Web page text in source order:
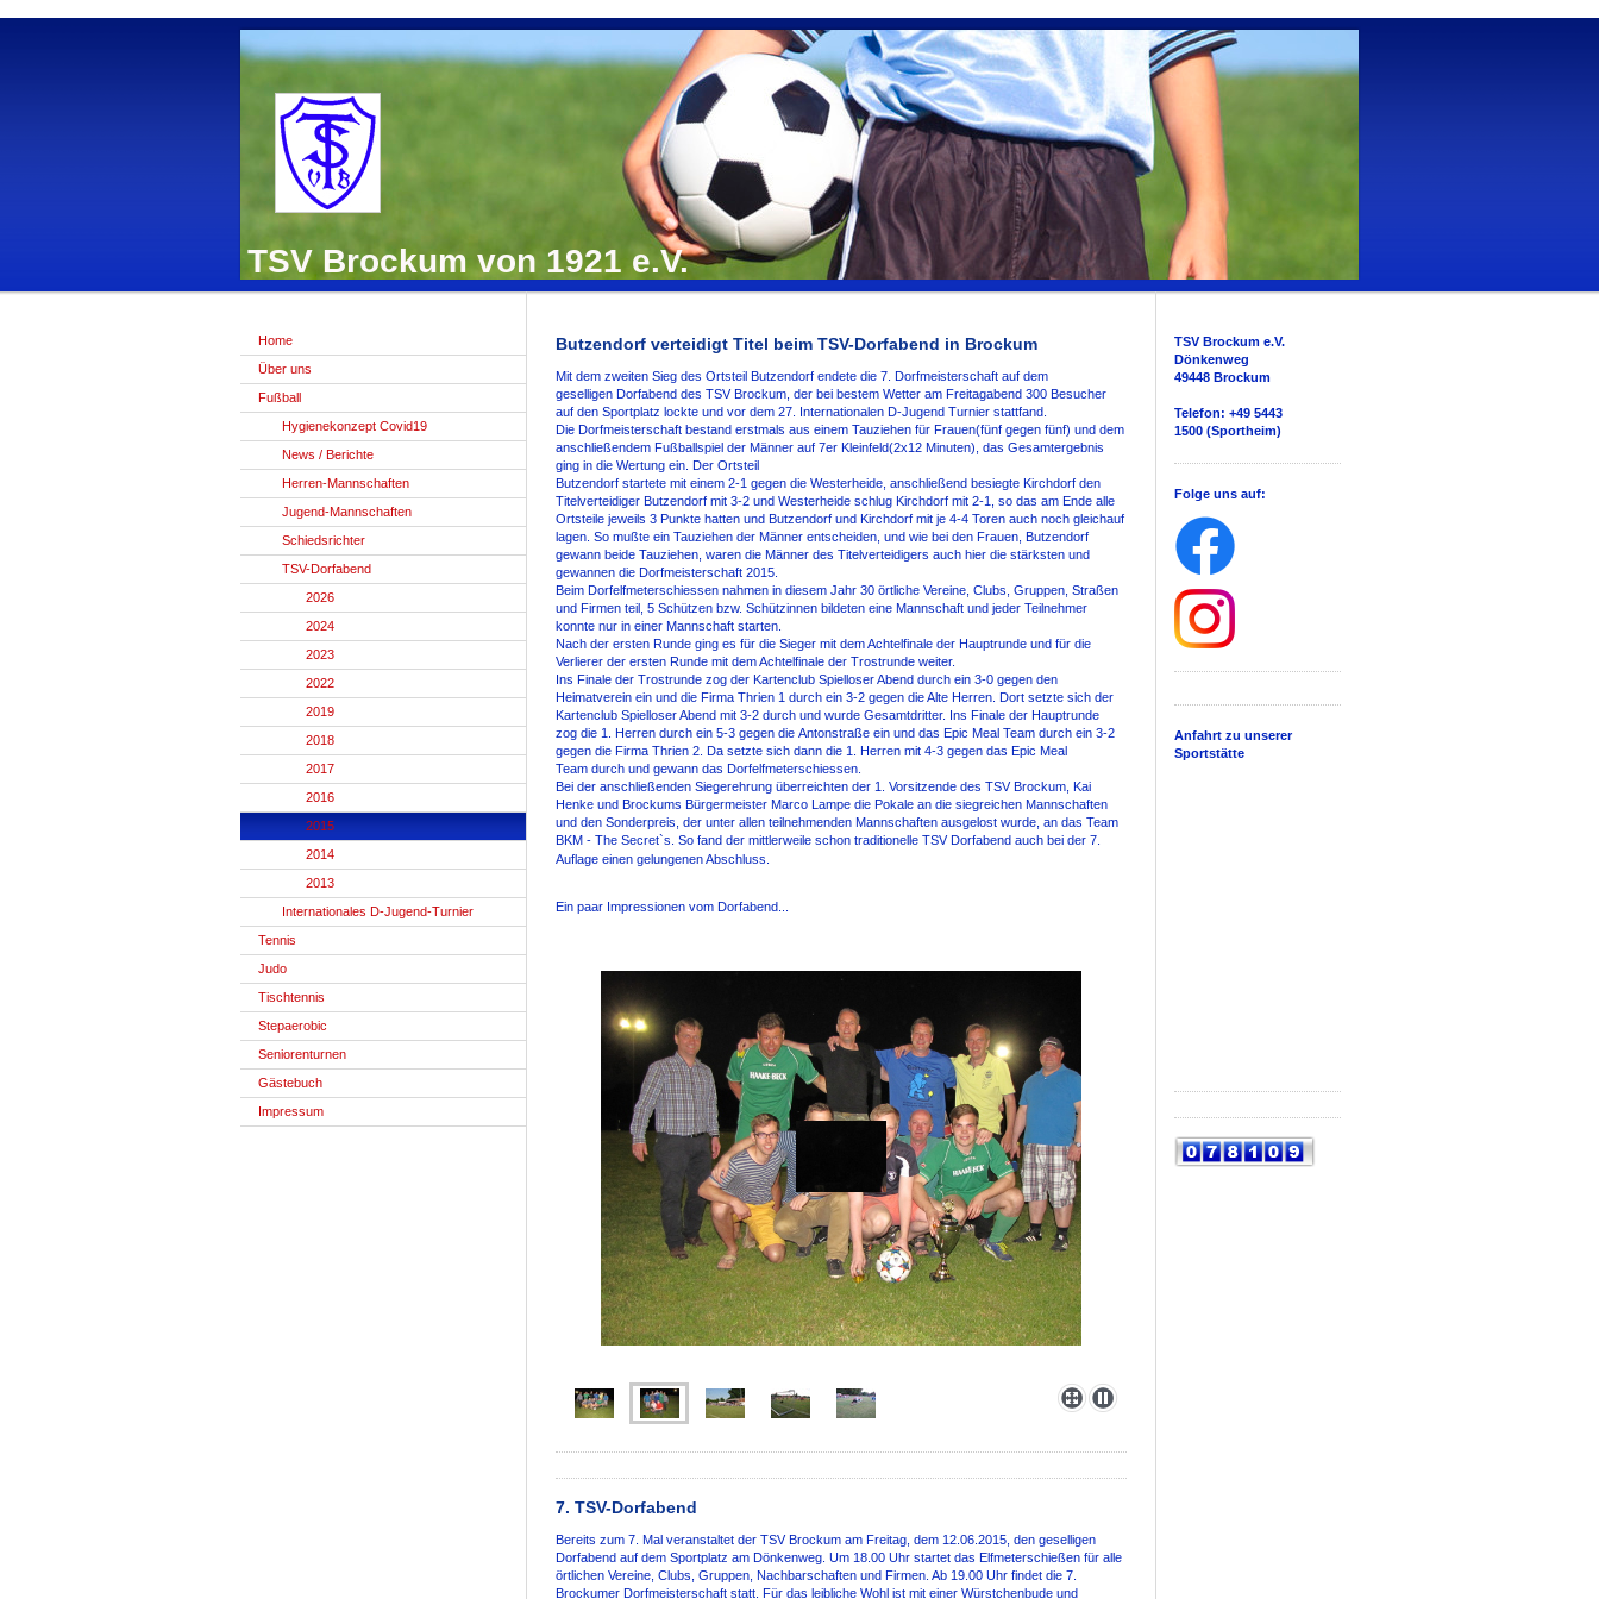
TSV Brockum von 1921 e.V.
Home
Über uns
Fußball
Hygienekonzept Covid19
News / Berichte
Herren-Mannschaften
Jugend-Mannschaften
Schiedsrichter
TSV-Dorfabend
2026
2024
2023
2022
2019
2018
2017
2016
2015
2014
2013
Internationales D-Jugend-Turnier
Tennis
Judo
Tischtennis
Stepaerobic
Seniorenturnen
Gästebuch
Impressum
Butzendorf verteidigt Titel beim TSV-Dorfabend in Brockum
Mit dem zweiten Sieg des Ortsteil Butzendorf endete die 7. Dorfmeisterschaft auf dem
geselligen Dorfabend des TSV Brockum, der bei bestem Wetter am Freitagabend 300 Besucher
auf den Sportplatz lockte und vor dem 27. Internationalen D-Jugend Turnier stattfand.
Die Dorfmeisterschaft bestand erstmals aus einem Tauziehen für Frauen(fünf gegen fünf) und dem
anschließendem Fußballspiel der Männer auf 7er Kleinfeld(2x12 Minuten), das Gesamtergebnis
ging in die Wertung ein. Der Ortsteil
Butzendorf startete mit einem 2-1 gegen die Westerheide, anschließend besiegte Kirchdorf den
Titelverteidiger Butzendorf mit 3-2 und Westerheide schlug Kirchdorf mit 2-1, so das am Ende alle
Ortsteile jeweils 3 Punkte hatten und Butzendorf und Kirchdorf mit je 4-4 Toren auch noch gleichauf
lagen. So mußte ein Tauziehen der Männer entscheiden, und wie bei den Frauen, Butzendorf
gewann beide Tauziehen, waren die Männer des Titelverteidigers auch hier die stärksten und
gewannen die Dorfmeisterschaft 2015.
Beim Dorfelfmeterschiessen nahmen in diesem Jahr 30 örtliche Vereine, Clubs, Gruppen, Straßen
und Firmen teil, 5 Schützen bzw. Schützinnen bildeten eine Mannschaft und jeder Teilnehmer
konnte nur in einer Mannschaft starten.
Nach der ersten Runde ging es für die Sieger mit dem Achtelfinale der Hauptrunde und für die
Verlierer der ersten Runde mit dem Achtelfinale der Trostrunde weiter.
Ins Finale der Trostrunde zog der Kartenclub Spielloser Abend durch ein 3-0 gegen den
Heimatverein ein und die Firma Thrien 1 durch ein 3-2 gegen die Alte Herren. Dort setzte sich der
Kartenclub Spielloser Abend mit 3-2 durch und wurde Gesamtdritter. Ins Finale der Hauptrunde
zog die 1. Herren durch ein 5-3 gegen die Antonstraße ein und das Epic Meal Team durch ein 3-2
gegen die Firma Thrien 2. Da setzte sich dann die 1. Herren mit 4-3 gegen das Epic Meal
Team durch und gewann das Dorfelfmeterschiessen.
Bei der anschließenden Siegerehrung überreichten der 1. Vorsitzende des TSV Brockum, Kai
Henke und Brockums Bürgermeister Marco Lampe die Pokale an die siegreichen Mannschaften
und den Sonderpreis, der unter allen teilnehmenden Mannschaften ausgelost wurde, an das Team
BKM - The Secret`s. So fand der mittlerweile schon traditionelle TSV Dorfabend auch bei der 7.
Auflage einen gelungenen Abschluss.
Ein paar Impressionen vom Dorfabend...
7. TSV-Dorfabend
Bereits zum 7. Mal veranstaltet der TSV Brockum am Freitag, dem 12.06.2015, den geselligen
Dorfabend auf dem Sportplatz am Dönkenweg. Um 18.00 Uhr startet das Elfmeterschießen für alle
örtlichen Vereine, Clubs, Gruppen, Nachbarschaften und Firmen. Ab 19.00 Uhr findet die 7.
Brockumer Dorfmeisterschaft statt. Für das leibliche Wohl ist mit einer Würstchenbude und
TSV Brockum e.V.
Dönkenweg
49448 Brockum
Telefon: +49 5443
1500 (Sportheim)
Folge uns auf:
Anfahrt zu unserer
Sportstätte